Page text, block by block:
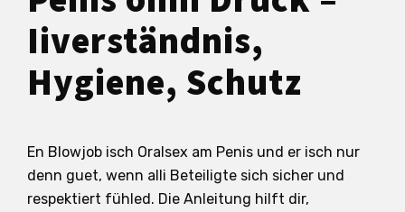
Iiverständnis,
Hygiene, Schutz
En Blowjob isch Oralsex am Penis und er isch nur
denn guet, wenn alli Beteiligte sich sicher und
respektiert fühled. Die Anleitung hilft dir,